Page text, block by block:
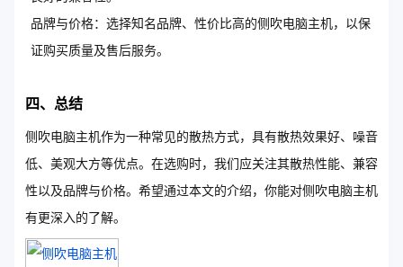
品牌与价格：选择知名品牌、性价比高的侧吹电脑主机，以保
证购买质量及售后服务。
四、总结
侧吹电脑主机作为一种常见的散热方式，具有散热效果好、噪音
低、美观大方等优点。在选购时，我们应关注其散热性能、兼容
性以及品牌与价格。希望通过本文的介绍，你能对侧吹电脑主机
有更深入的了解。